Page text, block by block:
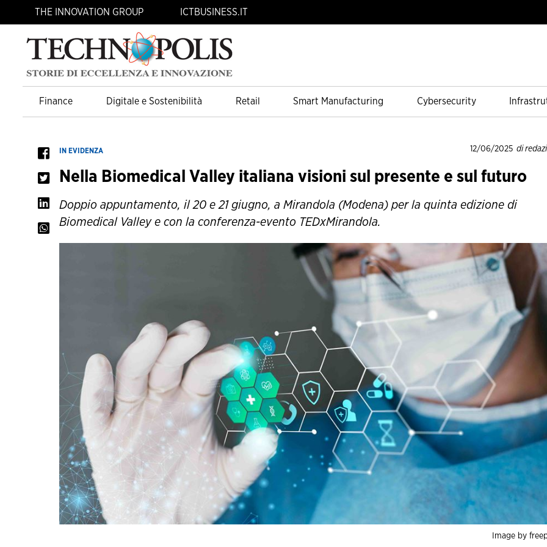
THE INNOVATION GROUP ICTBUSINESS.IT
Finance Digitale e Sostenibilità Retail Smart Manufacturing Cybersecurity
IN EVIDENZA 12/06/2025 di
Nella Biomedical Valley italiana visioni sul presente e sul futuro
Doppio appuntamento, il 20 e 21 giugno, a Mirandola (Modena) per la quinta edizione di
Biomedical Valley e con la conferenza-evento TEDxMirandola.
Image by